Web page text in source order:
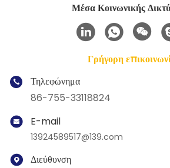
Μέσα Κοινωνικής
Γρήγορη
Τηλεφώνημα
86-755-33118824
E-mail
13924589517@139.com
Διεύθυνση